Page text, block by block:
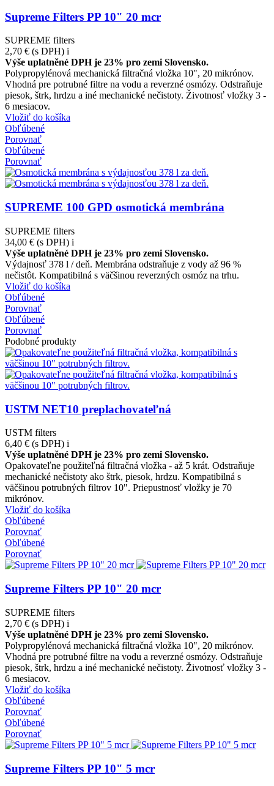
Supreme Filters PP 10" 20 mcr
SUPREME filters
2,70 € (s DPH) i
Výše uplatněné DPH je 23% pro zemi Slovensko.
Polypropylénová mechanická filtračná vložka 10", 20 mikrónov.
Vhodná pre potrubné filtre na vodu a reverzné osmózy. Odstraňuje
piesok, štrk, hrdzu a iné mechanické nečistoty. Životnosť vložky 3 -
6 mesiacov.
Vložiť do košíka
Obľúbené
Porovnať
Obľúbené
Porovnať
SUPREME 100 GPD osmotická membrána
SUPREME filters
34,00 € (s DPH) i
Výše uplatněné DPH je 23% pro zemi Slovensko.
Výdajnosť 378 l / deň. Membrána odstraňuje z vody až 96 %
nečistôt. Kompatibilná s väčšinou reverzných osmóz na trhu.
Vložiť do košíka
Obľúbené
Porovnať
Obľúbené
Porovnať
Podobné produkty
USTM NET10 preplachovateľná
USTM filters
6,40 € (s DPH) i
Výše uplatněné DPH je 23% pro zemi Slovensko.
Opakovateľne použiteľná filtračná vložka - až 5 krát. Odstraňuje
mechanické nečistoty ako štrk, piesok, hrdzu. Kompatibilná s
väčšinou potrubných filtrov 10". Priepustnosť vložky je 70
mikrónov.
Vložiť do košíka
Obľúbené
Porovnať
Obľúbené
Porovnať
Supreme Filters PP 10" 20 mcr
SUPREME filters
2,70 € (s DPH) i
Výše uplatněné DPH je 23% pro zemi Slovensko.
Polypropylénová mechanická filtračná vložka 10", 20 mikrónov.
Vhodná pre potrubné filtre na vodu a reverzné osmózy. Odstraňuje
piesok, štrk, hrdzu a iné mechanické nečistoty. Životnosť vložky 3 -
6 mesiacov.
Vložiť do košíka
Obľúbené
Porovnať
Obľúbené
Porovnať
Supreme Filters PP 10" 5 mcr